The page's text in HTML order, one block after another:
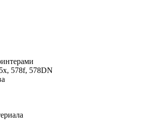
578f, 578DN